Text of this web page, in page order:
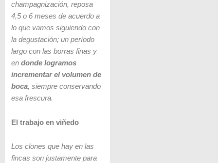
champagnización, reposa
4,5 o 6 meses de acuerdo a
lo que vamos siguiendo con
la degustación; un período
largo con las borras finas y
en donde logramos
incrementar el volumen de
boca, siempre conservando
esa frescura.
El trabajo en viñedo
Los clones que hay en las
fincas son justamente para